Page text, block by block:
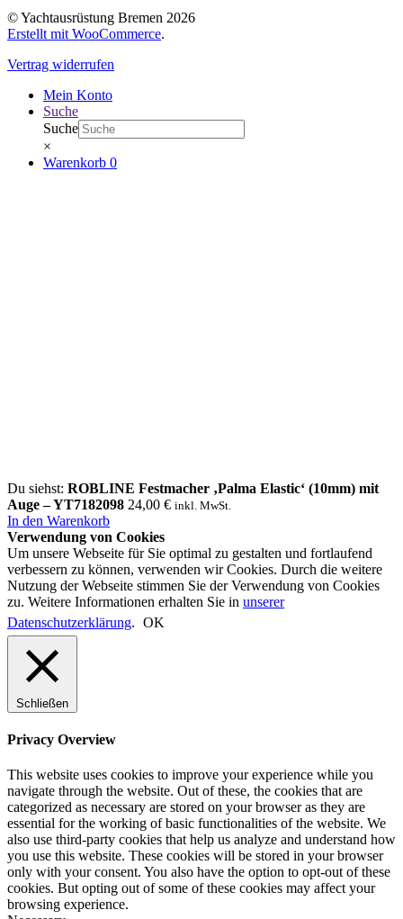
© Yachtausrüstung Bremen 2026
Erstellt mit WooCommerce.
Vertrag widerrufen
Mein Konto
Suche
Suche
×
Warenkorb 0
Du siehst: ROBLINE Festmacher ‚Palma Elastic‘ (10mm) mit
Auge – YT7182098 24,00 € inkl. MwSt.
In den Warenkorb
Verwendung von Cookies
Um unsere Webseite für Sie optimal zu gestalten und fortlaufend
verbessern zu können, verwenden wir Cookies. Durch die weitere
Nutzung der Webseite stimmen Sie der Verwendung von Cookies
zu. Weitere Informationen erhalten Sie in unserer
Datenschutzerklärung. OK
Schließen
Privacy Overview
This website uses cookies to improve your experience while you
navigate through the website. Out of these, the cookies that are
categorized as necessary are stored on your browser as they are
essential for the working of basic functionalities of the website. We
also use third-party cookies that help us analyze and understand how
you use this website. These cookies will be stored in your browser
only with your consent. You also have the option to opt-out of these
cookies. But opting out of some of these cookies may affect your
browsing experience.